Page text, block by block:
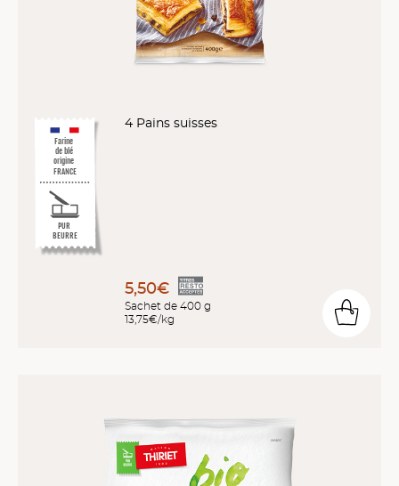
Farine
de blé
origine
FRANCE
PUR
BEURRE
4 Pains suisses
5,50€
Sachet de 400 g
13,75€/kg